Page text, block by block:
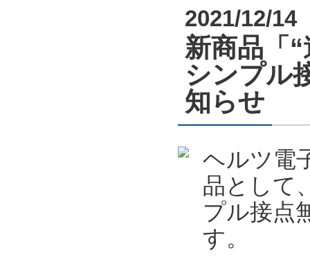
2021/12/14
新商品「
シンプル
知らせ
ヘルツ電
品として
プル接点
す。